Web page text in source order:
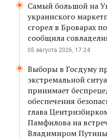
Самый большой на
украинского
сгорел в Броварах
сообщила
05 августа 2026, 17:24
Выборы в Госдуму
экстремальной
принимает
обеспечения
глава
Памфилова на
Владимиром